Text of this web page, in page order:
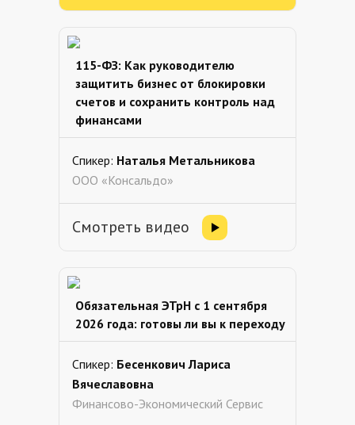
115-ФЗ: Как руководителю
защитить бизнес от блокировки
счетов и сохранить контроль над
финансами
Спикер: Наталья Метальникова
ООО «Консальдо»
Смотреть видео
Обязательная ЭТрН с 1 сентября
2026 года: готовы ли вы к переходу
Спикер: Бесенкович Лариса
Вячеславовна
Финансово-Экономический Сервис